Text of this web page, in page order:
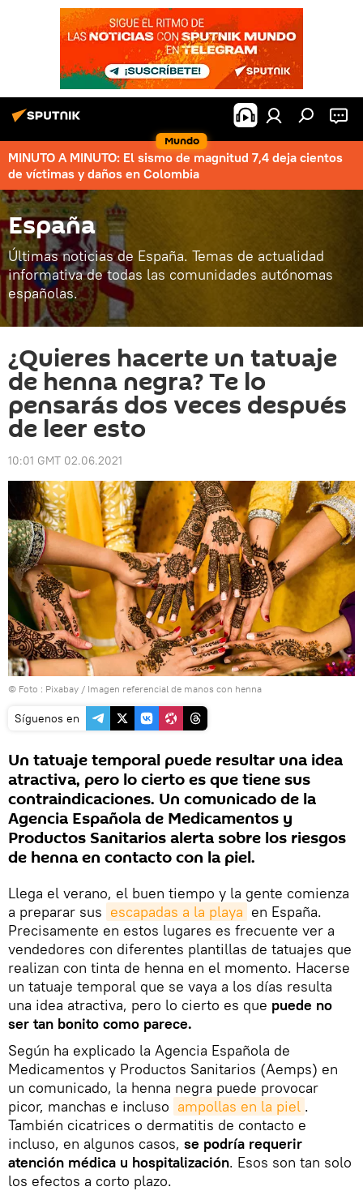
Mundo
MINUTO A MINUTO: El sismo de magnitud 7,4 deja cientos
de víctimas y daños en Colombia
España
Últimas noticias de España. Temas de actualidad
informativa de todas las comunidades autónomas
españolas.
¿Quieres hacerte un tatuaje
de henna negra? Te lo
pensarás dos veces después
de leer esto
10:01 GMT 02.06.2021
© Foto : Pixabay / Imagen referencial de manos con henna
Síguenos en
Un tatuaje temporal puede resultar una idea
atractiva, pero lo cierto es que tiene sus
contraindicaciones. Un comunicado de la
Agencia Española de Medicamentos y
Productos Sanitarios alerta sobre los riesgos
de henna en contacto con la piel.
Llega el verano, el buen tiempo y la gente comienza
a preparar sus escapadas a la playa en España.
Precisamente en estos lugares es frecuente ver a
vendedores con diferentes plantillas de tatuajes que
realizan con tinta de henna en el momento. Hacerse
un tatuaje temporal que se vaya a los días resulta
una idea atractiva, pero lo cierto es que puede no
ser tan bonito como parece.
Según ha explicado la Agencia Española de
Medicamentos y Productos Sanitarios (Aemps) en
un comunicado, la henna negra puede provocar
picor, manchas e incluso ampollas en la piel .
También cicatrices o dermatitis de contacto e
incluso, en algunos casos, se podría requerir
atención médica u hospitalización. Esos son tan solo
los efectos a corto plazo.